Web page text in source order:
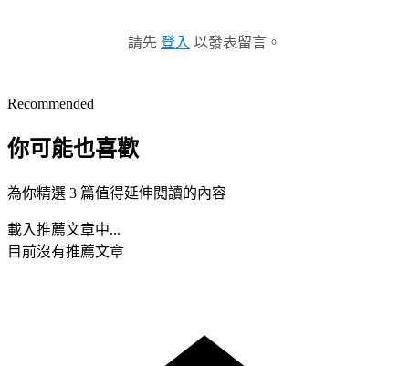
請先 登入 以發表留言。
Recommended
你可能也喜歡
為你精選 3 篇值得延伸閱讀的內容
載入推薦文章中...
目前沒有推薦文章